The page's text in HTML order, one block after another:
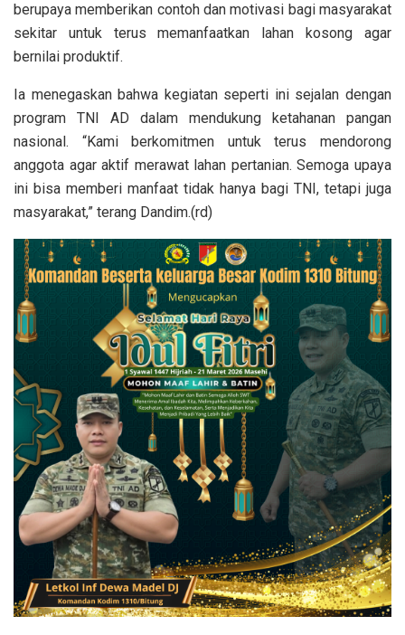
berupaya memberikan contoh dan motivasi bagi masyarakat
sekitar untuk terus memanfaatkan lahan kosong agar
bernilai produktif.
Ia menegaskan bahwa kegiatan seperti ini sejalan dengan
program TNI AD dalam mendukung ketahanan pangan
nasional. “Kami berkomitmen untuk terus mendorong
anggota agar aktif merawat lahan pertanian. Semoga upaya
ini bisa memberi manfaat tidak hanya bagi TNI, tetapi juga
masyarakat,” terang Dandim.(rd)